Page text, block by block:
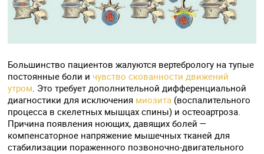
Большинство пациентов жалуются вертебрологу на тупые
постоянные боли ичувство скованности движений
утром. Это требует дополнительной дифференциальной
диагностики для исключения миозита (воспалительного
процесса в скелетных мышцах спины) и остеоартроза.
Причина появления ноющих, давящих болей —
компенсаторное напряжение мышечных тканей для
стабилизации пораженного позвоночно-двигательного